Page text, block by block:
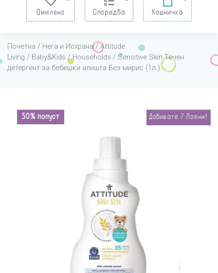
Омилено Споредба Кошничка
Почетна / Нега и Исхрана/ Attitude
Living / Baby&Kids /Households / Sensitive Skin Течен
детергент за бебешки алишта Без мирис (1л.)
50% попуст Добивате 7 Поени!